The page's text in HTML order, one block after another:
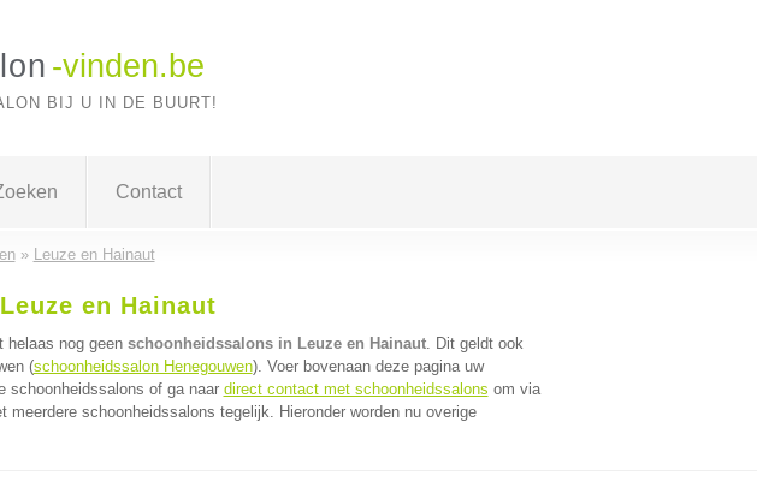
-vinden.be
BIJ U IN DE BUURT!
Contact
» Leuze en Hainaut
en Hainaut
helaas nog geen schoonheidssalons in Leuze en Hainaut. Dit geldt ook
(schoonheidssalon Henegouwen). Voer bovenaan deze pagina uw
schoonheidssalons of ga naar direct contact met schoonheidssalons om via
schoonheidssalons tegelijk. Hieronder worden nu overige